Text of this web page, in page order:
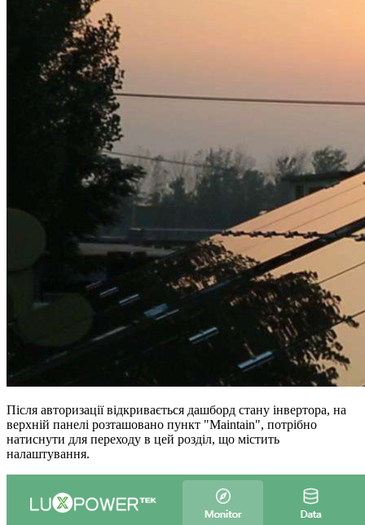
Після авторизації відкривається дашборд стану інвертора, на
верхній панелі розташовано пункт "Maintain", потрібно
натиснути для переходу в цей розділ, що містить
налаштування.